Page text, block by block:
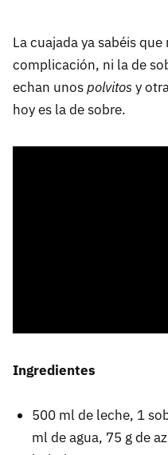
La cuajada ya sabéis
complicación, ni la de
echan unospolvitosy
hoy es la de sobre.
Ingredientes
500 ml de leche, 1
ml de agua, 75 g de